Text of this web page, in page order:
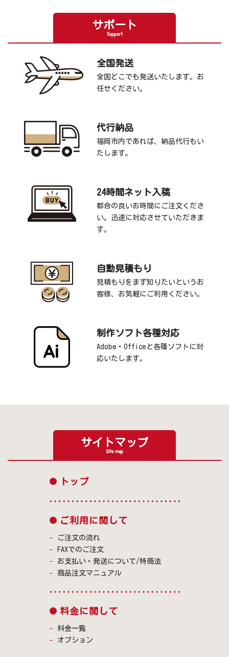
サポート
Support
全国発送
全国どこでも発送いたします。お
任せください。
代行納品
福岡市内であれば、納品代行もい
たします。
24時間ネット入稿
都合の良いお時間にご注文くださ
い。迅速に対応させていただきま
す。
自動見積もり
見積もりをまず知りたいというお
客様、お気軽にご利用ください。
制作ソフト各種対応
Adobe・Officeと各種ソフトに対
応いたします。
サイトマップ
Site map
トップ
ご利用に関して
ご注文の流れ
FAXでのご注文
お支払い・発送について/特商法
商品注文マニュアル
料金に関して
料金一覧
オプション